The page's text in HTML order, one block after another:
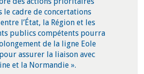
le cadre de concertations
l’État, la Région et les
publics compétents pourra
de la ligne Eole
assurer la liaison avec
et la Normandie ».